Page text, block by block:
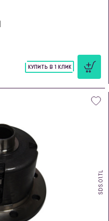
КУПИТЬ В 1 КЛИК
SDS.01.TL